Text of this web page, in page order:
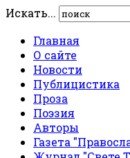
Искать...
Главная
О сайте
Новости
Публицистика
Проза
Поэзия
Авторы
Газета